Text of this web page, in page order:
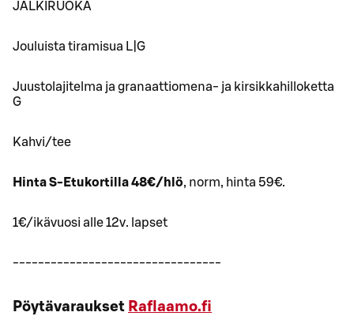
JÄLKIRUOKA
Jouluista tiramisua L|G
Juustolajitelma ja granaattiomena- ja kirsikkahilloketta
G
Kahvi/tee
Hinta S-Etukortilla 48€/hlö, norm, hinta 59€.
1€/ikävuosi alle 12v. lapset
---------------------------------
Pöytävaraukset Raflaamo.fi